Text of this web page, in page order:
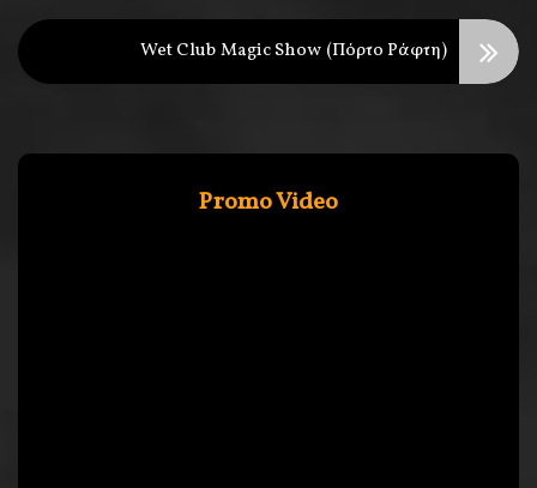
Wet Club Magic Show (Πόρτο Ράφτη)
Promo Video